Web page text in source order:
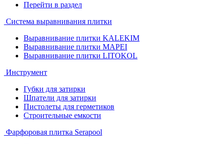
Перейти в раздел
Система выравнивания плитки
Выравнивание плитки KALEKIM
Выравнивание плитки MAPEI
Выравнивание плитки LITOKOL
Инструмент
Губки для затирки
Шпатели для затирки
Пистолеты для герметиков
Строительные емкости
Фарфоровая плитка Serapool